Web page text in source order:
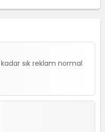
sık reklam normal